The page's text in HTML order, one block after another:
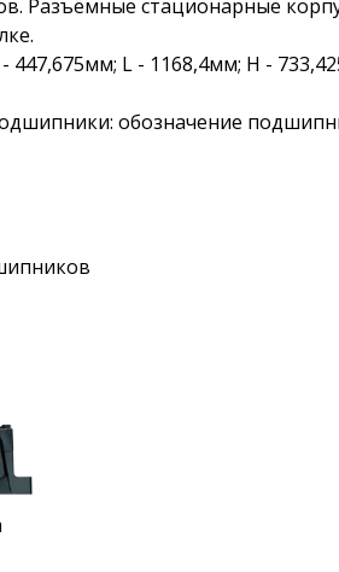
Разъёмные стационарные
447,675мм; L - 1168,4мм; H -
обозначение